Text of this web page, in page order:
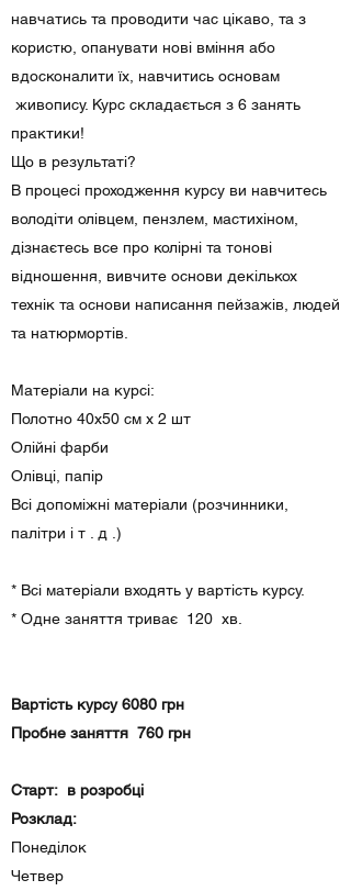
навчатись та проводити час цікаво, та з
користю, опанувати нові вміння або
вдосконалити їх, навчитись основам
живопису. Курс складається з 6 занять
практики!
Що в результаті?
В процесі проходження курсу ви навчитесь
володіти олівцем, пензлем, мастихіном,
дізнаєтесь все про колірні та тонові
відношення, вивчите основи декількох
технік та основи написання пейзажів, людей
та натюрмортів.
Матеріали на курсі:
Полотно 40х50 см х 2 шт
Олійні фарби
Олівці, папір
Всі допоміжні матеріали (розчинники,
палітри і т . д .)
* Всі матеріали входять у вартість курсу.
* Одне заняття триває 120 хв.
Вартість курсу 6080 грн
Пробне заняття 760 грн
Старт: в розробці
Розклад:
Понеділок
Четвер